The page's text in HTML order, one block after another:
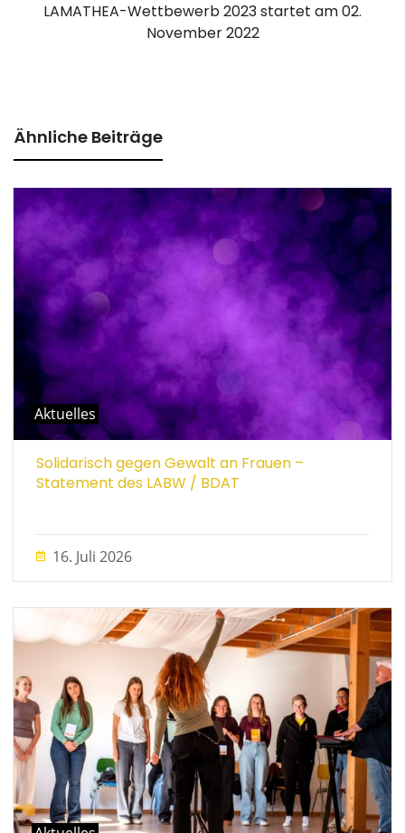
LAMATHEA-Wettbewerb 2023 startet am 02.
November 2022
Ähnliche Beiträge
Aktuelles
Solidarisch gegen Gewalt an Frauen –
Statement des LABW / BDAT
16. Juli 2026